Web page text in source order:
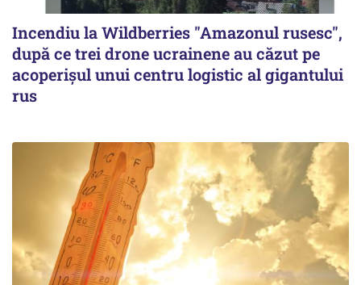
Incendiu la Wildberries "Amazonul rusesc",
după ce trei drone ucrainene au căzut pe
acoperişul unui centru logistic al gigantului
rus